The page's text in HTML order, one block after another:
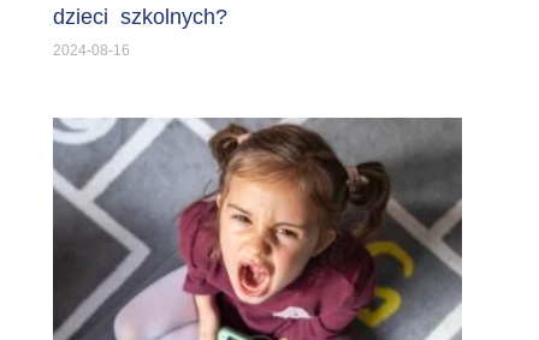
dzieci szkolnych?
2024-08-16